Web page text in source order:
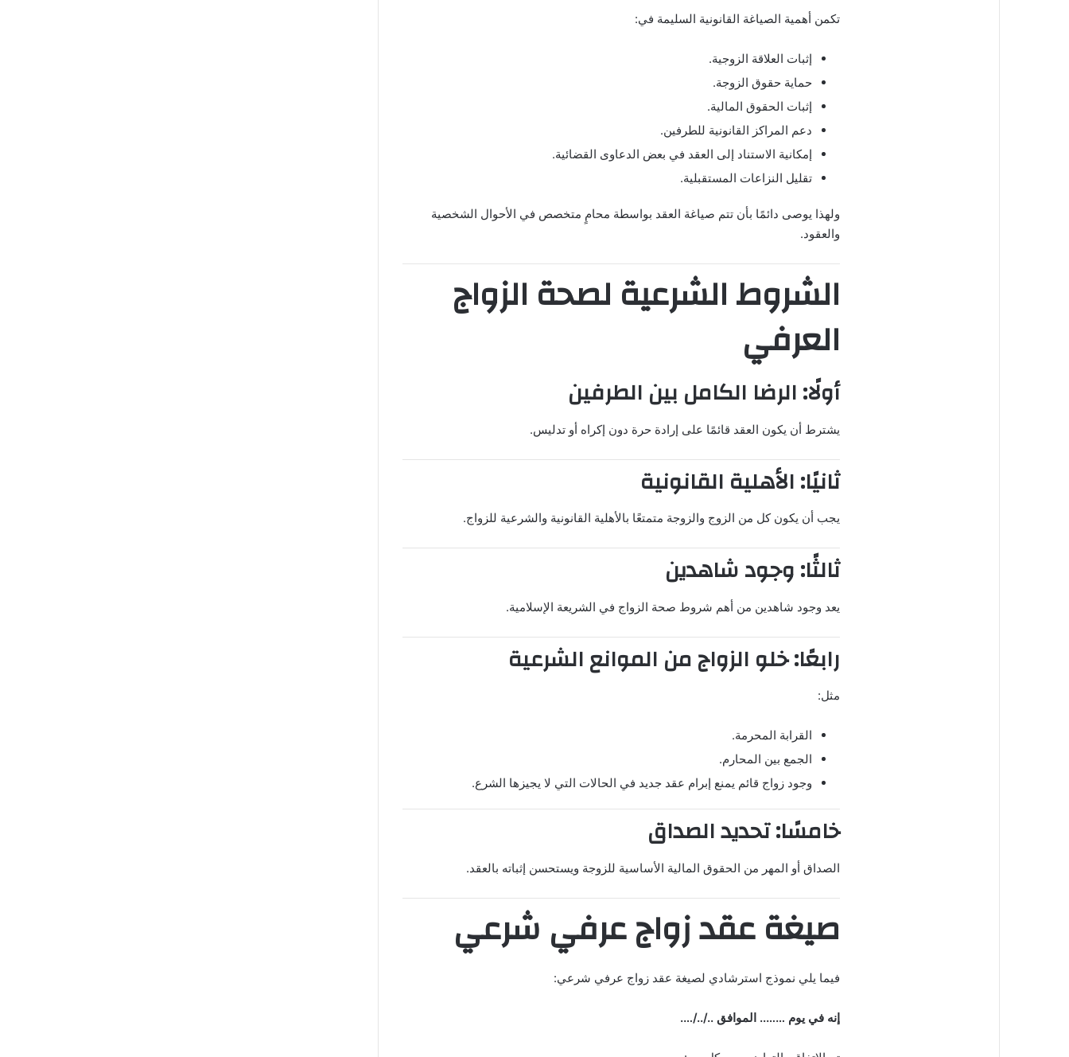
تكمن أهمية الصياغة القانونية السليمة في:
إثبات العلاقة الزوجية.
حماية حقوق الزوجة.
إثبات الحقوق المالية.
دعم المراكز القانونية للطرفين.
إمكانية الاستناد إلى العقد في بعض الدعاوى القضائية.
تقليل النزاعات المستقبلية.
ولهذا يوصى دائمًا بأن تتم صياغة العقد بواسطة محامٍ متخصص في الأحوال الشخصية
والعقود.
الشروط الشرعية لصحة الزواج
العرفي
أولًا: الرضا الكامل بين الطرفين
يشترط أن يكون العقد قائمًا على إرادة حرة دون إكراه أو تدليس.
ثانيًا: الأهلية القانونية
يجب أن يكون كل من الزوج والزوجة متمتعًا بالأهلية القانونية والشرعية للزواج.
ثالثًا: وجود شاهدين
يعد وجود شاهدين من أهم شروط صحة الزواج في الشريعة الإسلامية.
رابعًا: خلو الزواج من الموانع الشرعية
مثل:
القرابة المحرمة.
الجمع بين المحارم.
وجود زواج قائم يمنع إبرام عقد جديد في الحالات التي لا يجيزها الشرع.
خامسًا: تحديد الصداق
الصداق أو المهر من الحقوق المالية الأساسية للزوجة ويستحسن إثباته بالعقد.
صيغة عقد زواج عرفي شرعي
فيما يلي نموذج استرشادي لصيغة عقد زواج عرفي شرعي:
إنه في يوم …….. الموافق ../../….